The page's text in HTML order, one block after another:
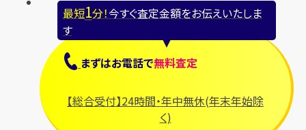
最短1分！今すぐ査定金額をお伝えいたしま
す
まずはお電話で無料査定
【総合受付】24時間・年中無休(年末年始除
く)